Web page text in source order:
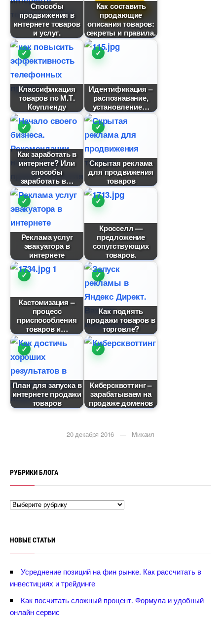
Способы
продвижения
интернете товаро
и услуг.
Как составить
продающие
описания товаров:
секреты и правила.
Классификация
товаров по М.Т.
Коупленду
Идентификация –
распознавание,
установление
Как заработать
интернете? Или
способы
заработать
Скрытая реклама
для продвижения
товаро
Реклама услу
эвакуатора
интернете
Кросселл —
предложение
сопутствующих
товаров.
Кастомизация –
процесс
приспособления
товаров и
Как поднять
продажи товаро
торговле?
План для запуска
интернете продажи
товаро
Киберсквоттинг –
зарабатываем на
продаже домено
20 декабря 2016 — Михаил
РУБРИКИ БЛОГА
НОВЫЕ СТАТЬИ
Усреднение позиций на фин рынке. Как рассчитать
инвестициях и трейдинге
Как посчитать сложный процент. Формула и удобный
онлайн сервис